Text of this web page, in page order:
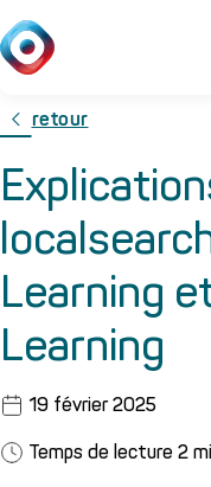
retour
Learning
Learning
19 février 2025
Temps de lecture 2